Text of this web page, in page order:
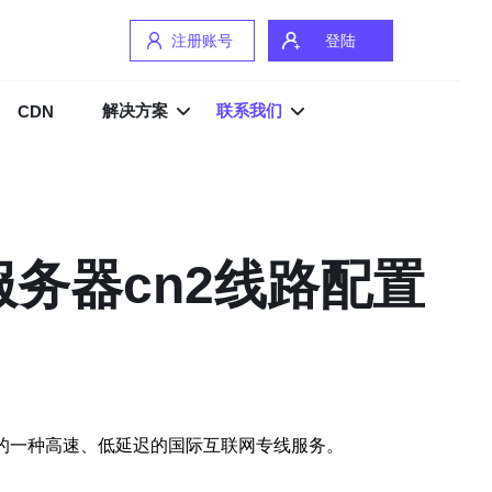
注册账号 登陆
CDN 解决方案 联系我们
器cn2线路配置
种高速、低延迟的国际互联网专线服务。